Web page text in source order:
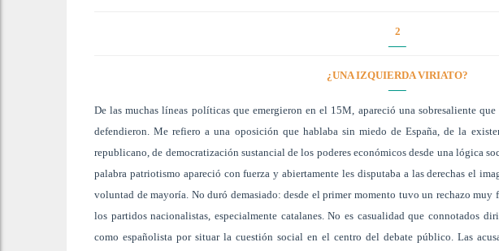
2
¿UNA IZQUIERDA VIRIATO?
De las muchas líneas políticas que emergieron en el 15M, apareció una sobresaliente
defendieron. Me refiero a una oposición que hablaba sin miedo de España, de la
republicano, de democratización sustancial de los poderes económicos desde una lógica
palabra patriotismo apareció con fuerza y abiertamente les disputaba a las derechas el
voluntad de mayoría. No duró demasiado: desde el primer momento tuvo un rechazo muy
los partidos nacionalistas, especialmente catalanes. No es casualidad que connotados
como españolista por situar la cuestión social en el centro del debate público. Las